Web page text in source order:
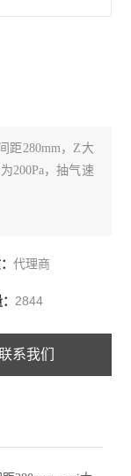
距280mm，Z大
200Pa，抽气速
代理商
2844
系我们